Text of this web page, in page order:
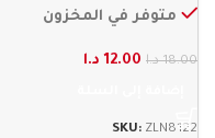
متوفر في المخزون
18.00 د.ا 12.00 د.ا
SKU: ZLN8122